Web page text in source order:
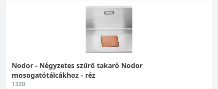
Nodor - Négyzetes szűrő takaró Nodor
mosogatótálcákhoz - réz
1320